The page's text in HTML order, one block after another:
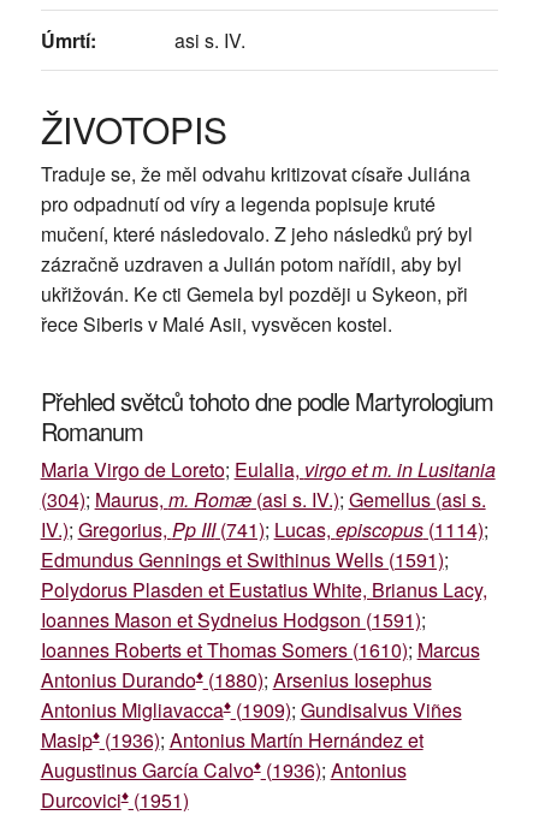
Úmrtí: asi s. IV.
ŽIVOTOPIS
Traduje se, že měl odvahu kritizovat císaře Juliána
pro odpadnutí od víry a legenda popisuje kruté
mučení, které následovalo. Z jeho následků prý byl
zázračně uzdraven a Julián potom nařídil, aby byl
ukřižován. Ke cti Gemela byl později u Sykeon, při
řece Siberis v Malé Asii, vysvěcen kostel.
Přehled světců tohoto dne podle Martyrologium
Romanum
Maria Virgo de Loreto; Eulalia, virgo et m. in Lusitania
(304); Maurus, m. Romæ(asi s. IV.); Gemellus (asi s.
IV.); Gregorius, Pp III(741); Lucas, episcopus(1114);
Edmundus Gennings et Swithinus Wells (1591);
Polydorus Plasden et Eustatius White, Brianus Lacy,
Ioannes Mason et Sydneius Hodgson (1591);
Ioannes Roberts et Thomas Somers (1610); Marcus
Antonius Durando♦(1880); Arsenius Iosephus
Antonius Migliavacca♦(1909); Gundisalvus Viñes
Masip♦(1936); Antonius Martín Hernández et
Augustinus García Calvo♦(1936); Antonius
Durcovici♦(1951)